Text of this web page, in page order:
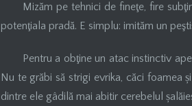
Mizăm pe tehnici de fineţe, fire
potenţiala pradă. E simplu: imităm un
Pentru a obţine un atac instinctiv
Nu te grăbi să strigi evrika, căci foamea
dintre ele gâdilă mai abitir cerebelul